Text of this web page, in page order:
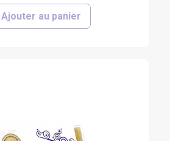
Ajouter au panier